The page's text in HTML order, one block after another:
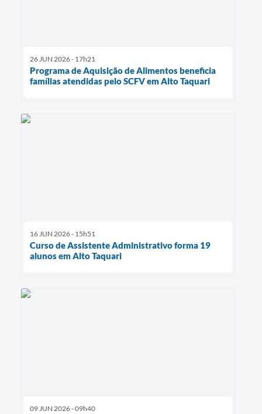
26 JUN 2026 - 17h21
Programa de Aquisição de Alimentos beneficia
famílias atendidas pelo SCFV em Alto Taquari
16 JUN 2026 - 15h51
Curso de Assistente Administrativo forma 19
alunos em Alto Taquari
09 JUN 2026 - 09h40